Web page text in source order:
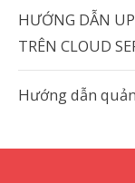
HƯỚNG DẪN
TRÊN CLOUD
Hướng dẫn